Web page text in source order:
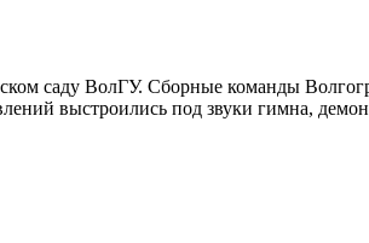
саду ВолГУ. Сборные команды
выстроились под звуки гимна,